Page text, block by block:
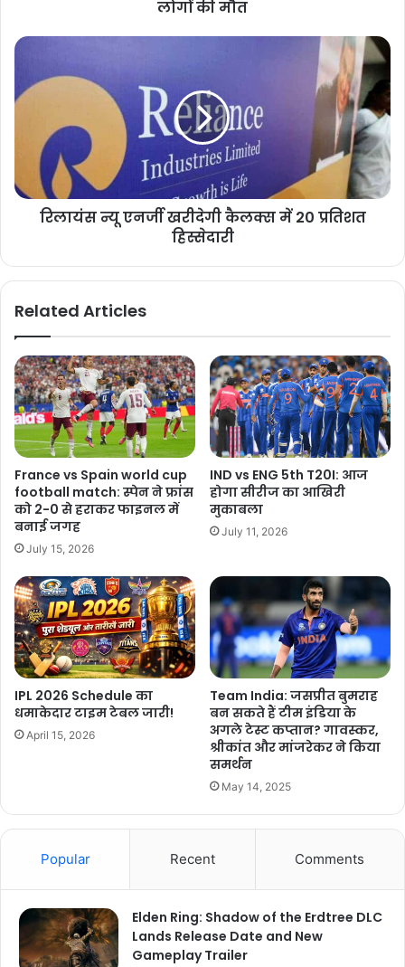
लोगों की मौत
रिलायंस न्यू एनर्जी खरीदेगी कैलक्स में 20 प्रतिशत
हिस्सेदारी
Related Articles
France vs Spain world cup
football match: स्पेन ने फ्रांस
को 2-0 से हराकर फाइनल में
बनाई जगह
July 15, 2026
IND vs ENG 5th T20I: आज
होगा सीरीज का आखिरी
मुकाबला
July 11, 2026
IPL 2026 Schedule का
धमाकेदार टाइम टेबल जारी!
April 15, 2026
Team India: जसप्रीत बुमराह
बन सकते हैं टीम इंडिया के
अगले टेस्ट कप्तान? गावस्कर,
श्रीकांत और मांजरेकर ने किया
समर्थन
May 14, 2025
Popular Recent Comments
Elden Ring: Shadow of the Erdtree DLC
Lands Release Date and New
Gameplay Trailer